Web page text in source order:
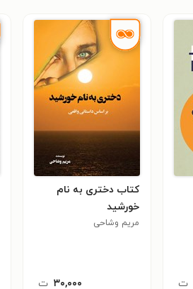
ت
کتاب دختری به نام
خورشید
مریم وشاحی
۳۰,۰۰۰ ت